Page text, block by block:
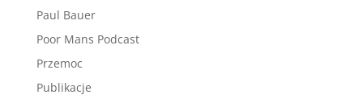
Paul Bauer
Poor Mans Podcast
Przemoc
Publikacje